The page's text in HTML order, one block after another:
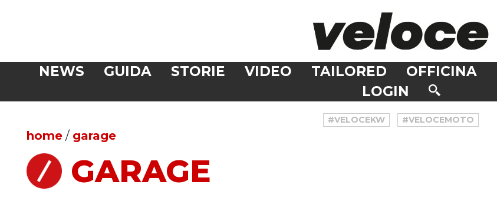
NEWS GUIDA STORIE VIDEO TAILORED OFFICINA
LOGIN
#VELOCEKW #VELOCEMOTO
home / garage
GARAGE